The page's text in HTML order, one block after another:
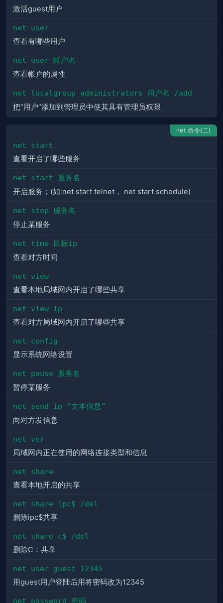
激活guest用户
net user
查看有哪些用户
net user 帐户名
查看帐户的属性
net localgroup administrators 用户名 /add
把“用户”添加到管理员中使其具有管理员权限
net 命令(二)
net start
查看开启了哪些服务
net start 服务名
开启服务；(如:net start telnet， net start schedule)
net stop 服务名
停止某服务
net time 目标ip
查看对方时间
net view
查看本地局域网内开启了哪些共享
net view ip
查看对方局域网内开启了哪些共享
net config
显示系统网络设置
net pause 服务名
暂停某服务
net send ip “文本信息”
向对方发信息
net ver
局域网内正在使用的网络连接类型和信息
net share
查看本地开启的共享
net share ipc$ /del
删除ipc$共享
net share c$ /del
删除C：共享
net user guest 12345
用guest用户登陆后用将密码改为12345
net password 密码